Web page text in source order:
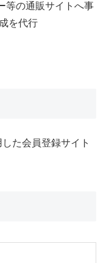
等の通販サイトへ事
を代行
た会員登録サイト